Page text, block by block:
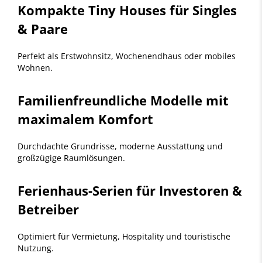
Kompakte Tiny Houses für Singles
& Paare
Perfekt als Erstwohnsitz, Wochenendhaus oder mobiles
Wohnen.
Familienfreundliche Modelle mit
maximalem Komfort
Durchdachte Grundrisse, moderne Ausstattung und
großzügige Raumlösungen.
Ferienhaus-Serien für Investoren &
Betreiber
Optimiert für Vermietung, Hospitality und touristische
Nutzung.